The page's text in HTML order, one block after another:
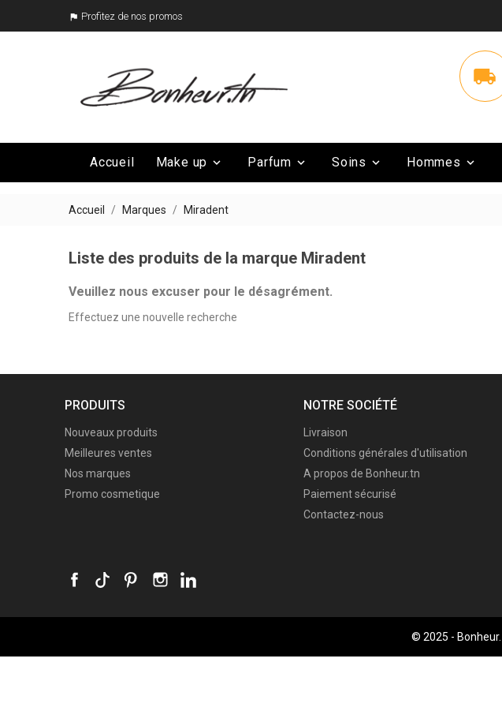
 Profitez de nos promos

Accueil 
Make up 
Parfum 
Soins 
Hommes
Mega Promo Nos marques
Accueil Marques Miradent
Liste des produits de la marque Miradent
Veuillez nous excuser pour le désagrément.
Effectuez une nouvelle recherche
PRODUITS
Nouveaux produits
Meilleures ventes
Nos marques
Promo cosmetique
NOTRE SOCIÉTÉ
Livraison
Conditions générales d'utilisation
A propos de Bonheur.tn
Paiement sécurisé
Contactez-nous
© 2025 -